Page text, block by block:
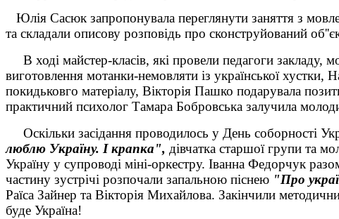
Юлія Сасюк запропонувала переглянути заняття з
та складали описову розповідь про сконструйований
В ході майстер-класів, які провели педагоги закладу,
виготовлення мотанки-немовляти із української хустки,
покидьковго матеріалу, Вікторія Пашко подарувала
практичний психолог Тамара Бобровська залучила
Оскільки засідання проводилось у День соборності
люблю Україну. І крапка", дівчатка старшої групи та
Україну у супроводі міні-оркестру. Іванна Федорчук
частину зустрічі розпочали запальною піснею "Про
Раїса Зайнер та Вікторія Михайлова. Закінчили
буде Україна!